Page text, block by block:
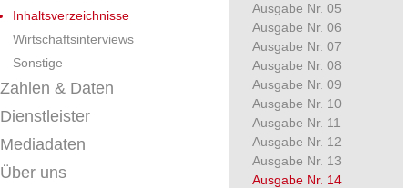
Inhaltsverzeichnisse
Wirtschaftsinterviews
Sonstige
Zahlen & Daten
Dienstleister
Mediadaten
Über uns
Ausgabe Nr. 05
Ausgabe Nr. 06
Ausgabe Nr. 07
Ausgabe Nr. 08
Ausgabe Nr. 09
Ausgabe Nr. 10
Ausgabe Nr. 11
Ausgabe Nr. 12
Ausgabe Nr. 13
Ausgabe Nr. 14